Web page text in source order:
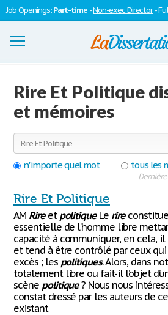
Job Openings:Part-time -Non-exec Director-
S'inscrire
Se connecter
Contactez-nous
Rire Et Politique
et mémoires
n'importe quel mot
tous les
Rire Et Politique
AM Rireet politiqueLe rire
essentielle de l’homme libre
capacité à communiquer, en cela,
et tend à être contrôlé par ceux
excès ; les politiques. Alors, dans
totalement libre ou fait-il l’objet
scène politique? Nous nous
constat dressé par les auteurs de
existant